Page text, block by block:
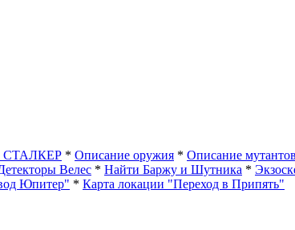
СТАЛКЕР * Описание оружия * Описание мутантов
Велес * Найти Баржу и Шутника *
Юпитер" * Карта локации "Переход в Припять"